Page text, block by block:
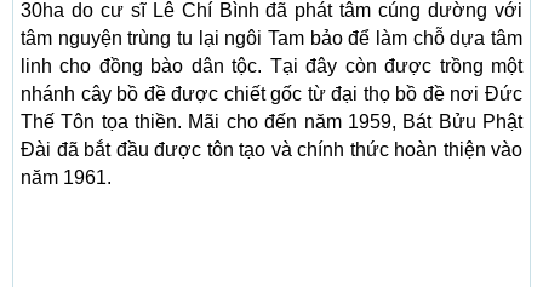
30ha do cư sĩ Lê Chí Bình đã phát tâm cúng dường với
tâm nguyện trùng tu lại ngôi Tam bảo để làm chỗ dựa tâm
linh cho đồng bào dân tộc. Tại đây còn được trồng một
nhánh cây bồ đề được chiết gốc từ đại thọ bồ đề nơi Đức
Thế Tôn tọa thiền. Mãi cho đến năm 1959, Bát Bửu Phật
Đài đã bắt đầu được tôn tạo và chính thức hoàn thiện vào
năm 1961.